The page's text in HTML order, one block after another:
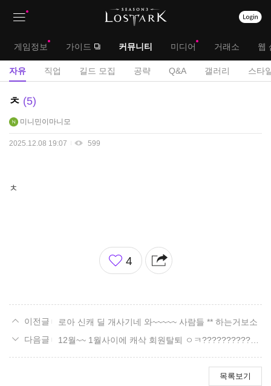
대
메
게임정보 가이드 커뮤니티 미디어 거래소 웹
서
자유 직업 길드 모집 공략 Q&A 갤러리 스타
자
게
ㅊ 5
미니민이마니모
2025.12.08 19:07 599
ㅊ
좋
아
4
로아 신캐 딜 개사기네 와~~~~~ 사람들 ** 하는거보소
12월~~ 1월사이에 캐삭 회원탈퇴 ㅇㅋ?????????????????
목록보기